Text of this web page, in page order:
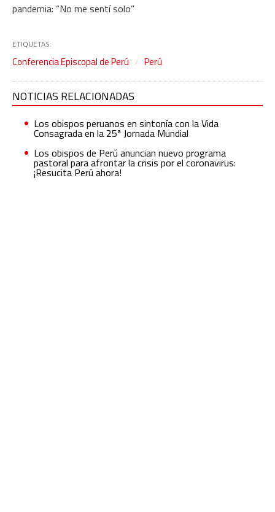
pandemia: “No me sentí solo”
ETIQUETAS:
Conferencia Episcopal de Perú Perú
NOTICIAS RELACIONADAS
Los obispos peruanos en sintonía con la Vida
Consagrada en la 25ª Jornada Mundial
Los obispos de Perú anuncian nuevo programa
pastoral para afrontar la crisis por el coronavirus:
¡Resucita Perú ahora!